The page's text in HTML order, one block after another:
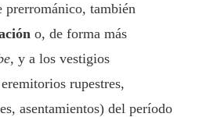
prerrománico, también
o, de forma más
y a los vestigios
rupestres,
asentamientos) del período